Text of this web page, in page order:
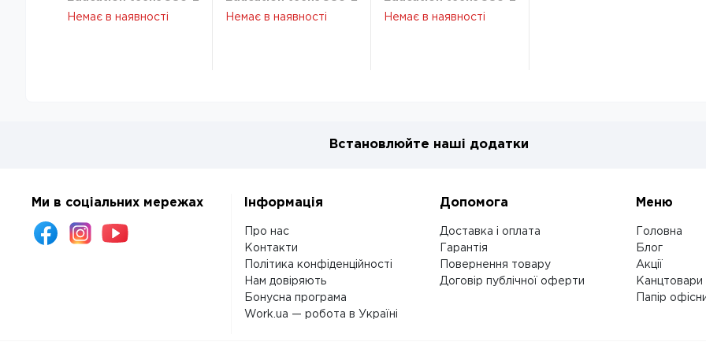
K26-586-2
Немає в наявності
K26-586-2
Немає в наявності
K26-586-2
Немає в наявності
Встановлюйте наші додатки
Ми в соціальних мережах Інформація
Про нас
Контакти
Політика конфіденційності
Нам довіряють
Бонусна програма
Work.ua — робота в Україні
Допомога
Доставка і оплата
Гарантія
Повернення товару
Договір публічної оферти
Меню
Головна
Блог
Акції
Канцтовари
Папір